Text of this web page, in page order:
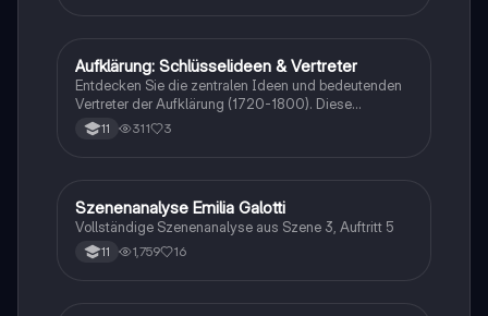
Toleranz und Menschlichkeit. Ideal für Studierende
der Literatur und Aufklärung. Typ: Präsentation.
Deutsch
Aufklärung: Schlüsselideen & Vertreter
Entdecken Sie die zentralen Ideen und bedeutenden
Vertreter der Aufklärung (1720-1800). Diese
Zusammenfassung behandelt den historischen
Kontext, die Konflikte zwischen Wissenschaft und
sich mit der Aufklärung und ihren Auswirkungen auf
die moderne Gesellschaft auseinandersetzen
möchten.
11 311 3
Deutsch
Szenenanalyse Emilia Galotti
Vollständige Szenenanalyse aus Szene 3, Auftritt 5
11 1,759 16